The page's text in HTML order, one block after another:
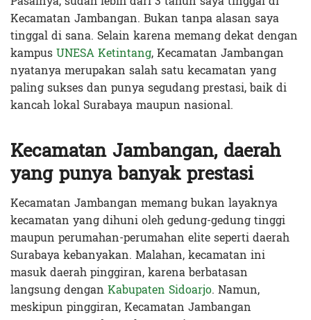
Kecamatan Jambangan. Bukan tanpa alasan saya
tinggal di sana. Selain karena memang dekat dengan
kampusUNESA Ketintang, Kecamatan Jambangan
nyatanya merupakan salah satu kecamatan yang
paling sukses dan punya segudang prestasi, baik di
kancah lokal Surabaya maupun nasional.
Kecamatan Jambangan, daerah
yang punya banyak prestasi
Kecamatan Jambangan memang bukan layaknya
kecamatan yang dihuni oleh gedung-gedung tinggi
maupun perumahan-perumahan elite seperti daerah
Surabaya kebanyakan. Malahan, kecamatan ini
masuk daerah pinggiran, karena berbatasan
langsung dengan Kabupaten Sidoarjo. Namun,
meskipun pinggiran, Kecamatan Jambangan